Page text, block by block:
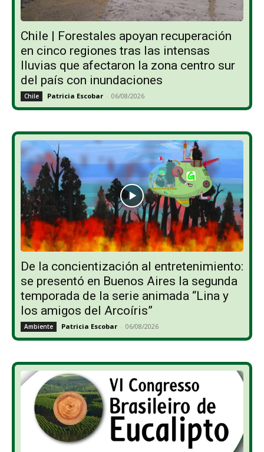
Chile | Forestales apoyan recuperación
en cinco regiones tras las intensas
lluvias que afectaron la zona centro sur
del país con inundaciones
Chile Patricia Escobar - 06/08/2026
De la concientización al entretenimiento:
se presentó en Buenos Aires la segunda
temporada de la serie animada “Lina y
los amigos del Arcoíris”
Ambiente Patricia Escobar - 06/08/2026